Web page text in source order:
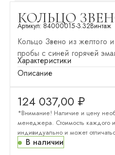
КОЛЬЦО
Артикул: 84000015-3.32Винтаж
Кольцо Звено из желтого
пробы с синей горячей
Характеристики
Описание
124 037,00 ₽
*Внимание! Наличие и цену
менеджера. Стоимость каждого
индивидуально и может
В наличии